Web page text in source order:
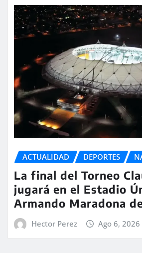
ACTUALIDAD DEPORTES
La final del Torneo
jugará en el Estadio
Armando Maradona
Hector Perez Ago 6, 2026